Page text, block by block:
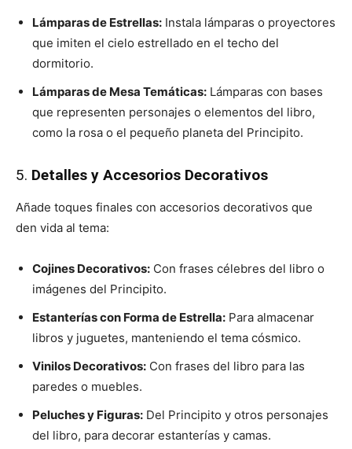
Lámparas de Estrellas: Instala lámparas o proyectores
que imiten el cielo estrellado en el techo del
dormitorio.
Lámparas de Mesa Temáticas: Lámparas con bases
que representen personajes o elementos del libro,
como la rosa o el pequeño planeta del Principito.
5. Detalles y Accesorios Decorativos
Añade toques finales con accesorios decorativos que
den vida al tema:
Cojines Decorativos: Con frases célebres del libro o
imágenes del Principito.
Estanterías con Forma de Estrella: Para almacenar
libros y juguetes, manteniendo el tema cósmico.
Vinilos Decorativos: Con frases del libro para las
paredes o muebles.
Peluches y Figuras: Del Principito y otros personajes
del libro, para decorar estanterías y camas.